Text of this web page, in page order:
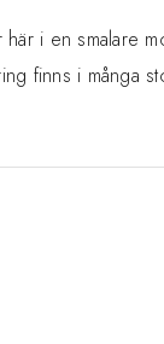
här i en smalare
finns i många